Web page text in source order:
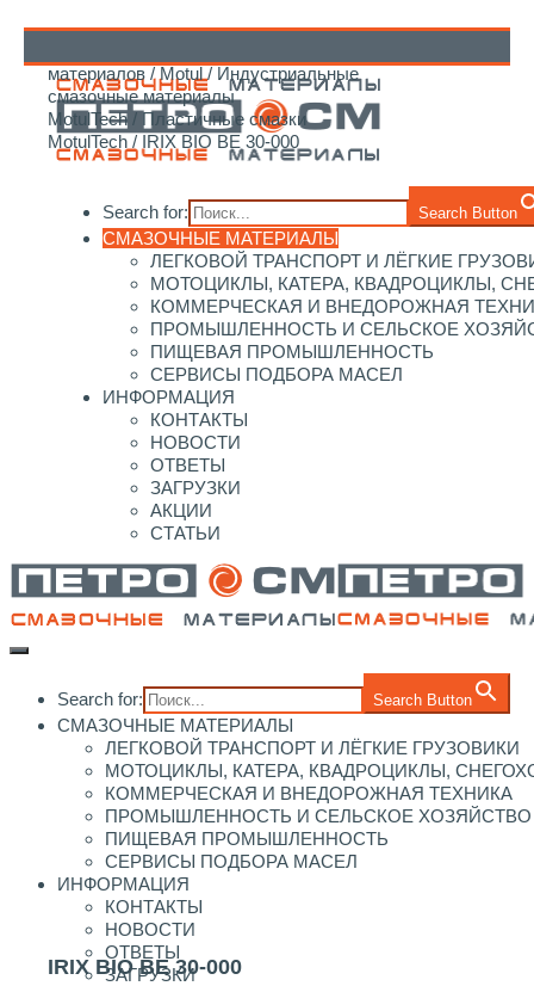
Search for: Search Button
СМАЗОЧНЫЕ МАТЕРИАЛЫ
ЛЕГКОВОЙ ТРАНСПОРТ И ЛЁГКИЕ
МОТОЦИКЛЫ, КАТЕРА, КВАДРОЦИКЛЫ,
КОММЕРЧЕСКАЯ И ВНЕДОРОЖНАЯ
ПРОМЫШЛЕННОСТЬ И СЕЛЬСКОЕ
ПИЩЕВАЯ ПРОМЫШЛЕННОСТЬ
СЕРВИСЫ ПОДБОРА МАСЕЛ
ИНФОРМАЦИЯ
КОНТАКТЫ
НОВОСТИ
ОТВЕТЫ
ЗАГРУЗКИ
АКЦИИ
СТАТЬИ
Search for: Search Button
СМАЗОЧНЫЕ МАТЕРИАЛЫ
ЛЕГКОВОЙ ТРАНСПОРТ И ЛЁГКИЕ ГРУЗОВИКИ
МОТОЦИКЛЫ, КАТЕРА, КВАДРОЦИКЛЫ,
КОММЕРЧЕСКАЯ И ВНЕДОРОЖНАЯ ТЕХНИКА
ПРОМЫШЛЕННОСТЬ И СЕЛЬСКОЕ ХОЗЯЙСТВО
ПИЩЕВАЯ ПРОМЫШЛЕННОСТЬ
СЕРВИСЫ ПОДБОРА МАСЕЛ
ИНФОРМАЦИЯ
КОНТАКТЫ
НОВОСТИ
ОТВЕТЫ
ЗАГРУЗКИ
материалов/Motul/ Индустриальные
смазочные материалы
MotulTech/ Пластичные смазки
MotulTech/ IRIX BIO BE 30-000
IRIX BIO BE 30-000